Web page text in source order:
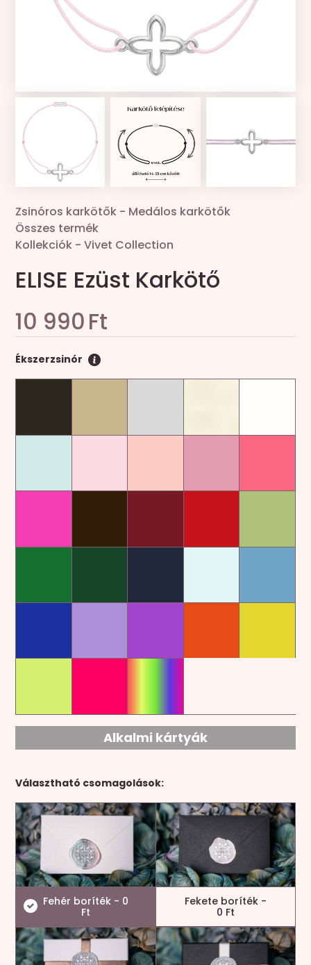
Kollekciók
Összes termék
Zsinór csere
Zsinóros karkötők - Medálos karkötők
Összes termék
Kollekciók - Vivet Collection
ELISE Ezüst Karkötő
10 990Ft
Ékszerzsinór
Alkalmi kártyák
Választható csomagolások:
Fehér boríték - 0
Ft
Fekete boríték -
0 Ft